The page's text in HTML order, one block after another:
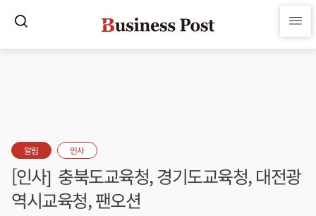
알림 인사
[인사] 충북도교육청, 경기도교육청, 대전광
역시교육청, 팬오션